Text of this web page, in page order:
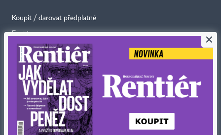
Koupit / darovat předplatné
Eventy
Newslettery
RSS kanály
Autorská práva vykonává vydavatel. Bez písemného svolení vydavatele je
zakázáno jakékoli užití částí nebo celku díla, zejména rozmnožování a šíření
jakýmkoli způsobem, mechanickým nebo elektronickým, v českém nebo
jiném jazyce. Bez souhlasu vydavatele je zakázáno též rozmnožování
×